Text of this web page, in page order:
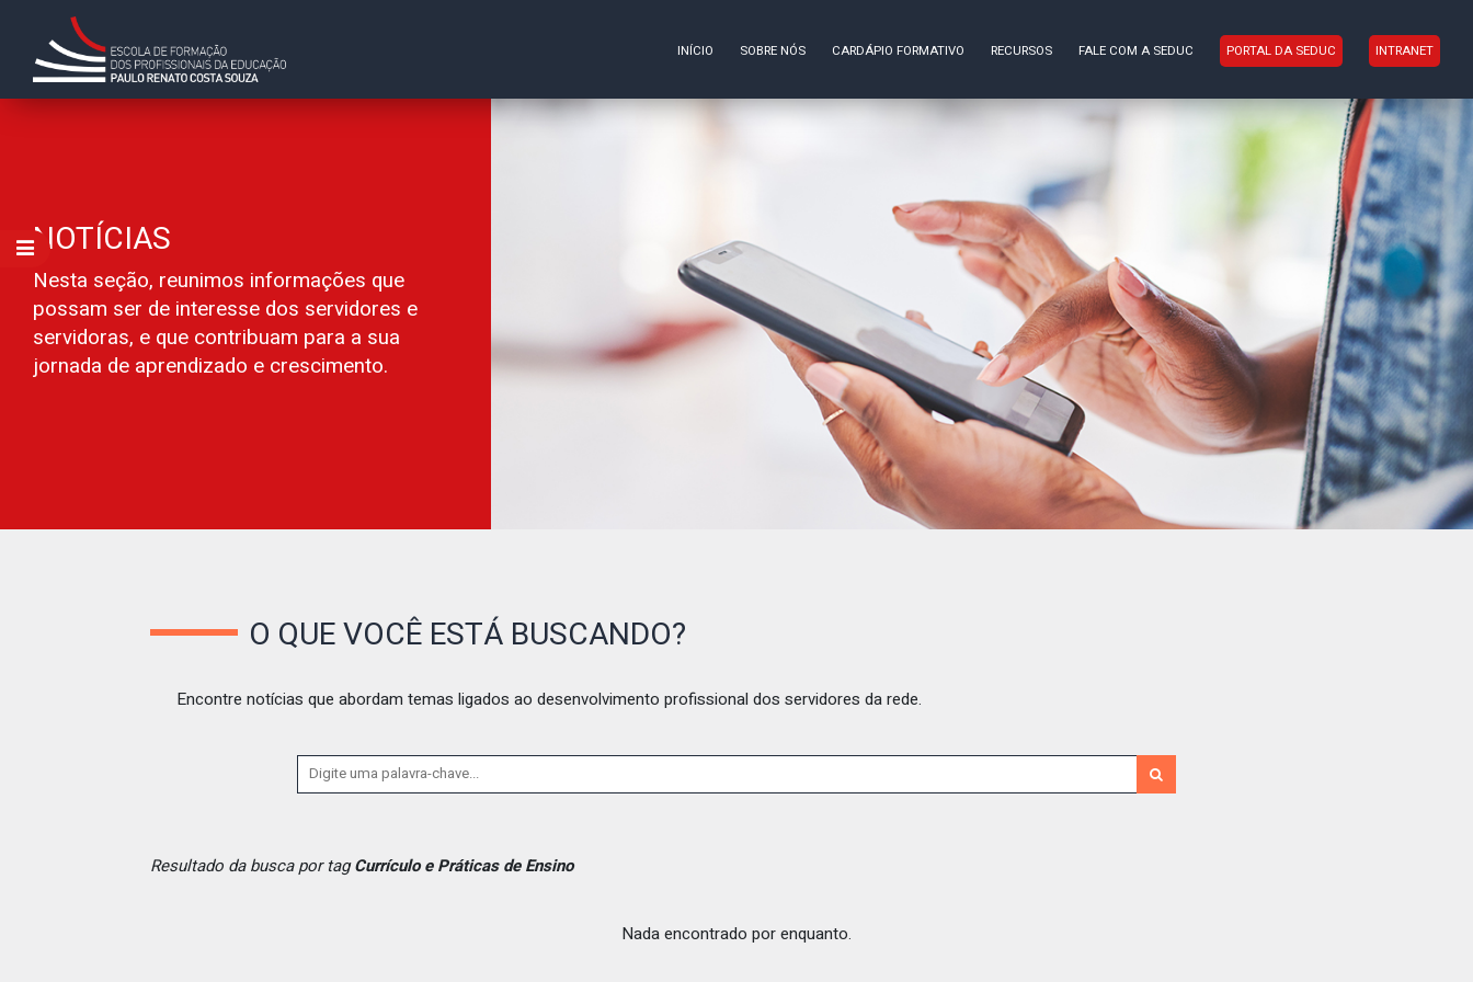
INÍCIO SOBRE NÓS CARDÁPIO FORMATIVO RECURSOS FALE COM A SEDUC PORTAL DA SEDUC INTRANET
NOTÍCIAS
Nesta seção, reunimos informações que
possam ser de interesse dos servidores e
servidoras, e que contribuam para a sua
jornada de aprendizado e crescimento.
O QUE VOCÊ ESTÁ BUSCANDO?
Encontre notícias que abordam temas ligados ao desenvolvimento profissional dos servidores da rede.
Resultado da busca por tagCurrículo e Práticas de Ensino
Nada encontrado por enquanto.